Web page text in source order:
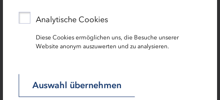
Analytische Cookies
Diese Cookies ermöglichen uns, die Besuche unserer
Website anonym auszuwerten und zu analysieren.
Auswahl übernehmen
werden können, wenn die Förderkriterien erfüllt werden.
Berechnungshilfen für die Rückzahlung
Berechnungshilfe zum Liquiditätsengpass